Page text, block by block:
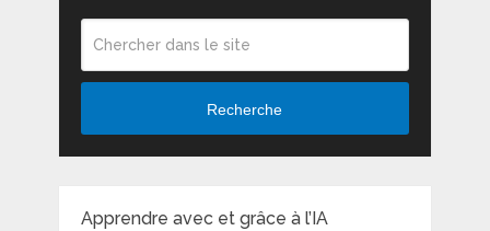
Recherche
Apprendre avec et grâce à l’IA